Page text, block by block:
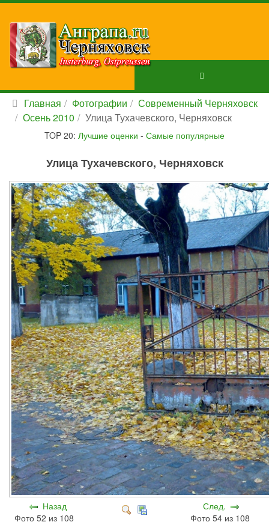
Главная Фотографии
Современный Черняховск
Осень 2010
Улица Тухачевского, Черняховск
TOP 20: Лучшие оценки - Самые популярные
Улица Тухачевского, Черняховск
Назад
Фото 52 из 108
След.
Фото 54 из 108